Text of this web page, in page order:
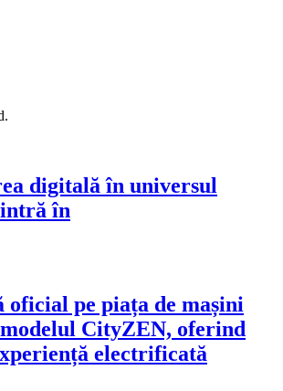
digitală în universul
în
pe piața de mașini
CityZEN, oferind
electrificată